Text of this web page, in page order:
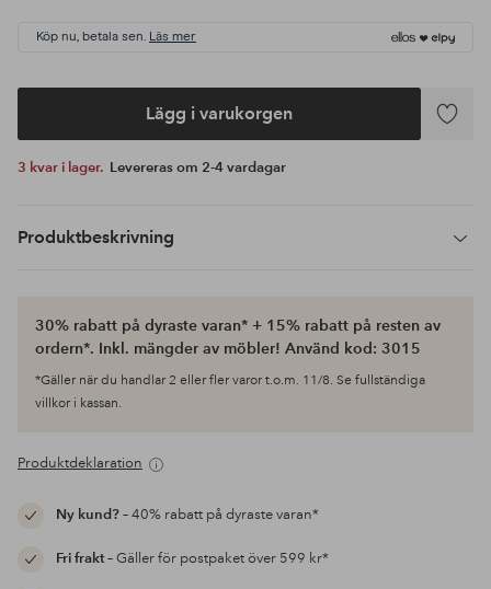
Köp nu, betala sen. Läs mer
Lägg i varukorgen
Lägg
3 kvar i lager. Levereras om 2-4 vardagar
Produktbeskrivning
30% rabatt på dyraste varan* + 15% rabatt på resten av
ordern*. Inkl. mängder av möbler! Använd kod: 3015
*Gäller när du handlar 2 eller fler varor t.o.m. 11/8. Se fullständiga
villkor i kassan.
Produktdeklaration
Ny kund?– 40% rabatt på dyraste varan*
Fri frakt– Gäller för postpaket över 599 kr*